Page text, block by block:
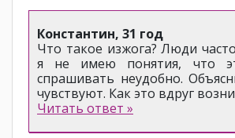
Константин, 31 год
Что такое изжога? Люди
я не имею понятия, что
спрашивать неудобно.
чувствуют. Как это вдруг
Читать ответ »